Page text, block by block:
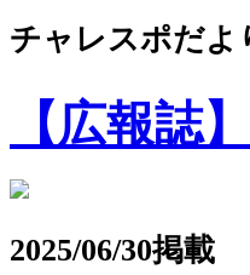
チャレスポだよ
【広報誌
2025/06/30掲載